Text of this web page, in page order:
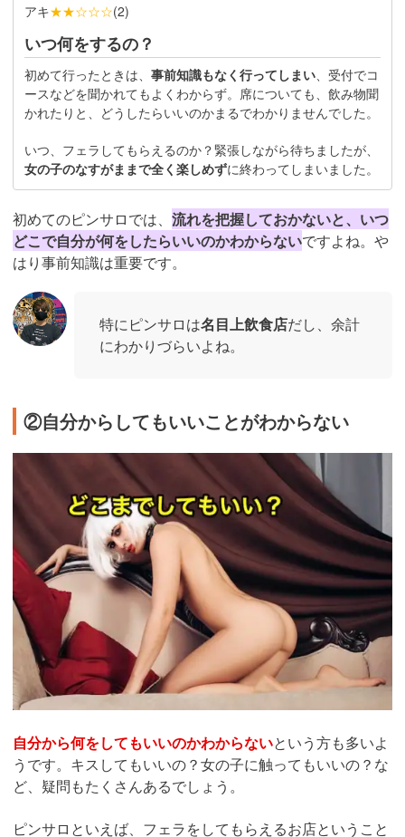
アキ★★☆☆☆(2)
いつ何をするの？
初めて行ったときは、 事前知識もなく行ってしまい 、受付でコ
ースなどを聞かれてもよくわからず。席についても、飲み物聞
かれたりと、どうしたらいいのかまるでわかりませんでした。
いつ、フェラしてもらえるのか？緊張しながら待ちましたが、
女の子のなすがままで全く楽しめずに終わってしまいました。
初めてのピンサロでは、 流れを把握しておかないと、いつ
どこで自分が何をしたらいいのかわからないですよね。や
はり事前知識は重要です。
特にピンサロは名目上飲食店だし、余計
にわかりづらいよね。
②自分からしてもいいことがわからない
自分から何をしてもいいのかわからないという方も多いよ
うです。キスしてもいいの？女の子に触ってもいいの？な
ど、疑問もたくさんあるでしょう。
ピンサロといえば、フェラをしてもらえるお店ということ